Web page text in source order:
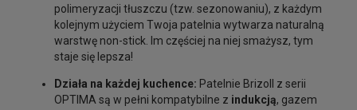
polimeryzacji tłuszczu (tzw. sezonowaniu), z każdym
kolejnym użyciem Twoja patelnia wytwarza naturalną
warstwę non-stick. Im częściej na niej smażysz, tym
staje się lepsza!
Działa na każdej kuchence: Patelnie Brizoll z serii
OPTIMA są w pełni kompatybilne z indukcją, gazem